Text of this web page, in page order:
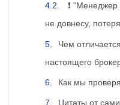
❗
не довнесу,
Чем
настоящего
Как мы
Цитаты от